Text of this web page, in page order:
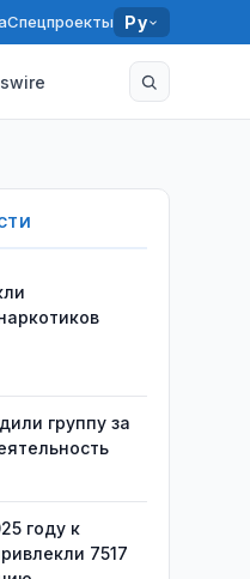
Спецпроекты Ру
группу за
году к
7517